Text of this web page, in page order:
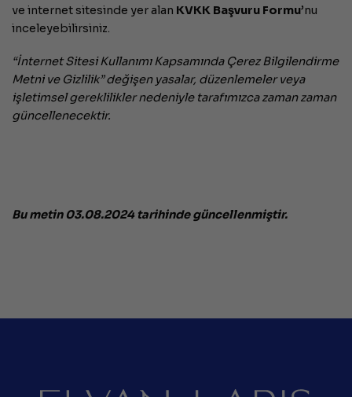
ve internet sitesinde yer alan KVKK Başvuru Formu’nu
inceleyebilirsiniz.
“İnternet Sitesi Kullanımı Kapsamında Çerez Bilgilendirme
Metni ve Gizlilik” değişen yasalar, düzenlemeler veya
işletimsel gereklilikler nedeniyle tarafımızca zaman zaman
güncellenecektir.
Bu metin 03.08.2024 tarihinde güncellenmiştir.